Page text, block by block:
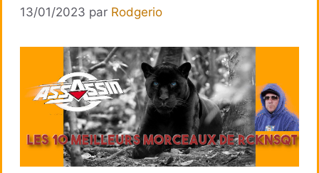
13/01/2023 par Rodgerio